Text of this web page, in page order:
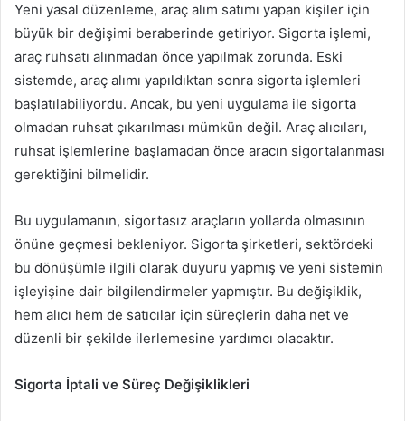
Yeni yasal düzenleme, araç alım satımı yapan kişiler için
büyük bir değişimi beraberinde getiriyor. Sigorta işlemi,
araç ruhsatı alınmadan önce yapılmak zorunda. Eski
sistemde, araç alımı yapıldıktan sonra sigorta işlemleri
başlatılabiliyordu. Ancak, bu yeni uygulama ile sigorta
olmadan ruhsat çıkarılması mümkün değil. Araç alıcıları,
ruhsat işlemlerine başlamadan önce aracın sigortalanması
gerektiğini bilmelidir.
Bu uygulamanın, sigortasız araçların yollarda olmasının
önüne geçmesi bekleniyor. Sigorta şirketleri, sektördeki
bu dönüşümle ilgili olarak duyuru yapmış ve yeni sistemin
işleyişine dair bilgilendirmeler yapmıştır. Bu değişiklik,
hem alıcı hem de satıcılar için süreçlerin daha net ve
düzenli bir şekilde ilerlemesine yardımcı olacaktır.
Sigorta İptali ve Süreç Değişiklikleri